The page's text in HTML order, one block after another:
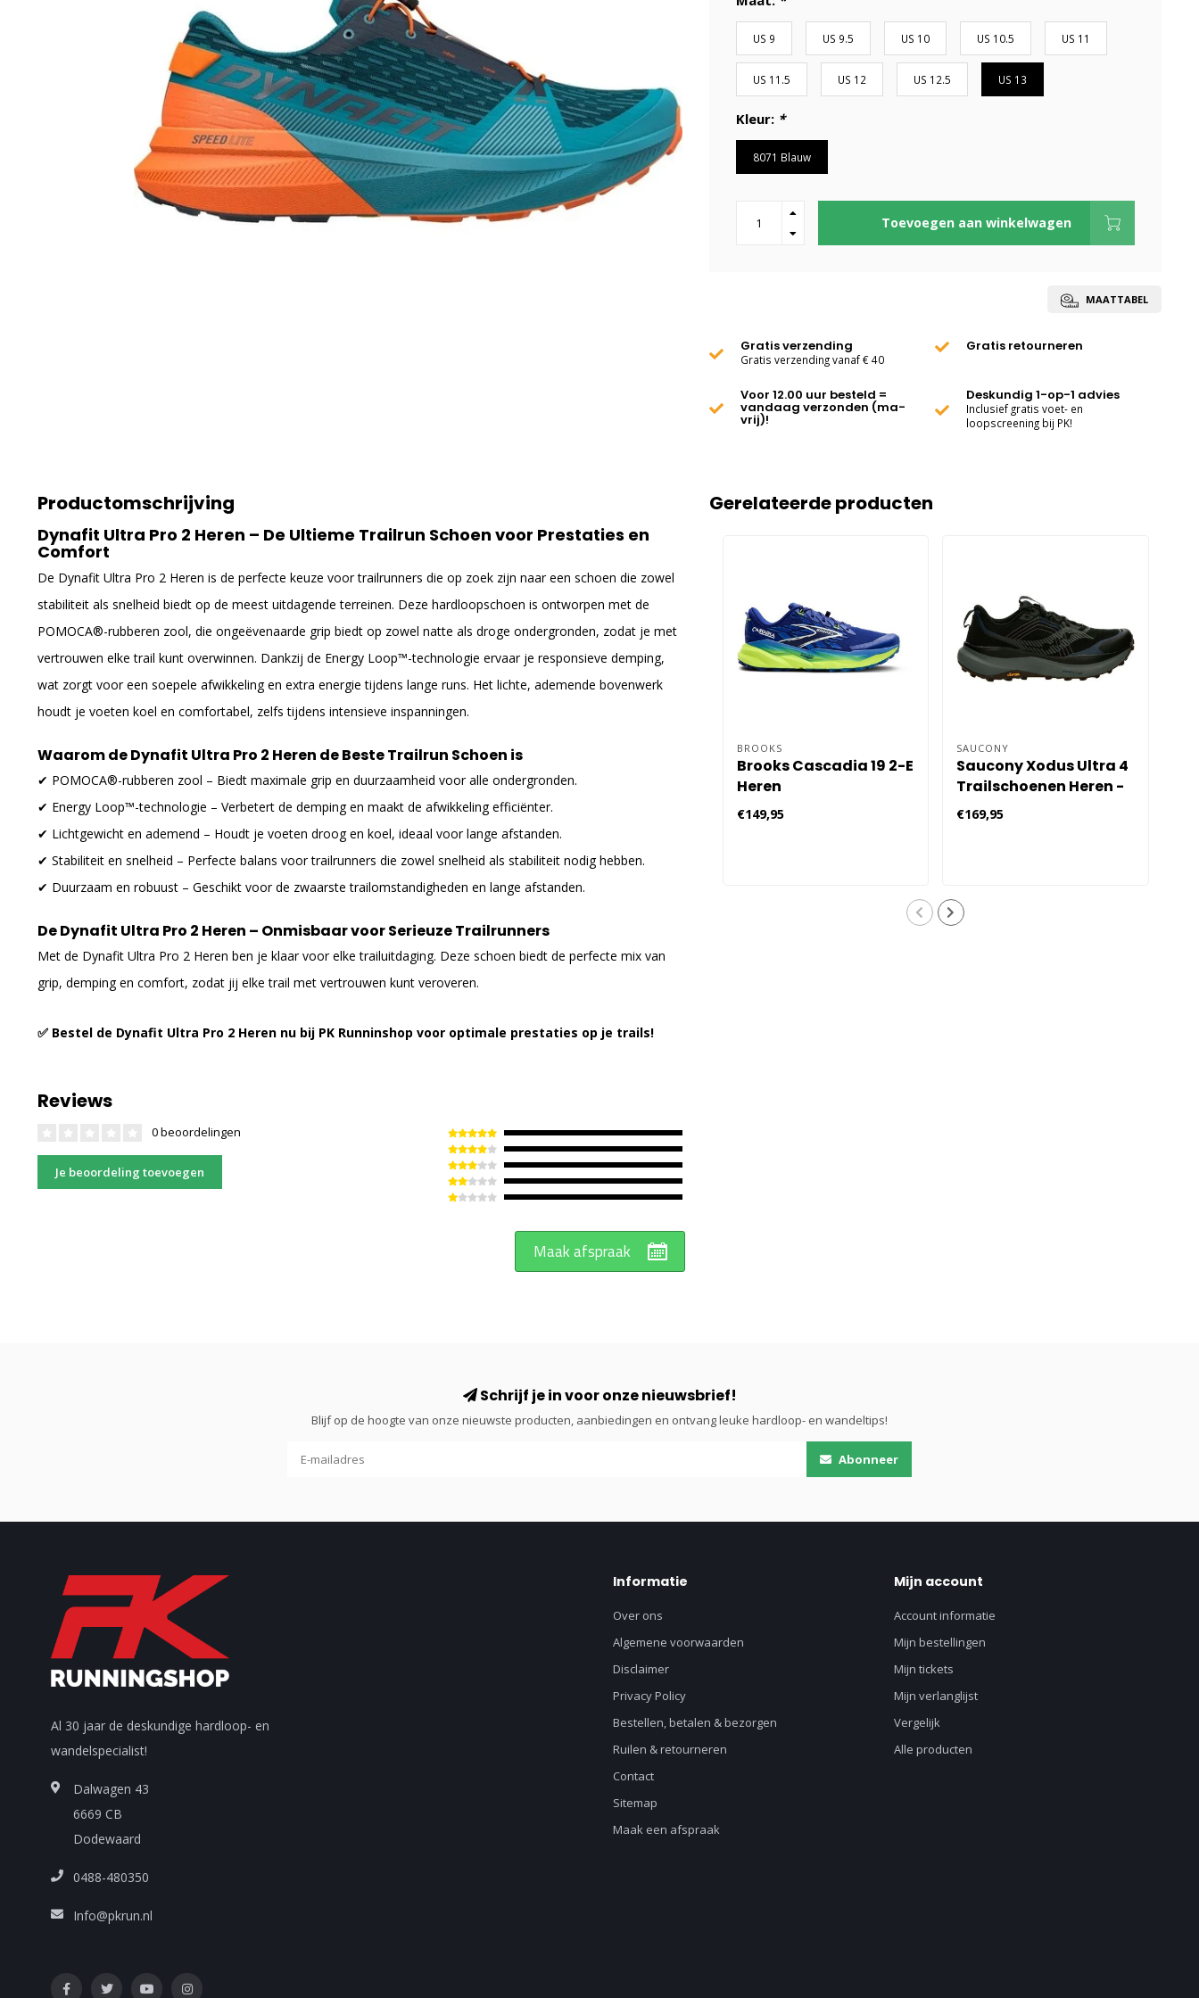
US 9 US 9.5 US 10 US 10.5 US 11
US 11.5 US 12 US 12.5 US 13
Kleur: *
8071 Blauw
Toevoegen aan winkelwagen
MAATTABEL
Gratis verzending
Gratis verzending vanaf € 40
Gratis retourneren
Voor 12.00 uur besteld =
vandaag verzonden (ma-
vrij)!
Deskundig 1-op-1 advies
Inclusief gratis voet- en
loopscreening bij PK!
Productomschrijving
Dynafit Ultra Pro 2 Heren – De Ultieme Trailrun Schoen voor Prestaties en
Comfort
De Dynafit Ultra Pro 2 Heren is de perfecte keuze voor trailrunners die op zoek zijn naar een schoen die zowel
stabiliteit als snelheid biedt op de meest uitdagende terreinen. Deze hardloopschoen is ontworpen met de
POMOCA®-rubberen zool, die ongeëvenaarde grip biedt op zowel natte als droge ondergronden, zodat je met
vertrouwen elke trail kunt overwinnen. Dankzij de Energy Loop™-technologie ervaar je responsieve demping,
wat zorgt voor een soepele afwikkeling en extra energie tijdens lange runs. Het lichte, ademende bovenwerk
houdt je voeten koel en comfortabel, zelfs tijdens intensieve inspanningen.
Waarom de Dynafit Ultra Pro 2 Heren de Beste Trailrun Schoen is
✔ POMOCA®-rubberen zool – Biedt maximale grip en duurzaamheid voor alle ondergronden.
✔ Energy Loop™-technologie – Verbetert de demping en maakt de afwikkeling efficiënter.
✔ Lichtgewicht en ademend – Houdt je voeten droog en koel, ideaal voor lange afstanden.
✔ Stabiliteit en snelheid – Perfecte balans voor trailrunners die zowel snelheid als stabiliteit nodig hebben.
✔ Duurzaam en robuust – Geschikt voor de zwaarste trailomstandigheden en lange afstanden.
De Dynafit Ultra Pro 2 Heren – Onmisbaar voor Serieuze Trailrunners
Met de Dynafit Ultra Pro 2 Heren ben je klaar voor elke trailuitdaging. Deze schoen biedt de perfecte mix van
grip, demping en comfort, zodat jij elke trail met vertrouwen kunt veroveren.
✅ Bestel de Dynafit Ultra Pro 2 Heren nu bij PK Runninshop voor optimale prestaties op je trails!
Reviews
0 beoordelingen
Je beoordeling toevoegen
Gerelateerde producten
BROOKS
Brooks Cascadia 19 2-E
Heren
€149,95
SAUCONY
Saucony Xodus Ultra 4
Trailschoenen Heren -
Zwart
€169,95
Maak afspraak
Schrijf je in voor onze nieuwsbrief!
Blijf op de hoogte van onze nieuwste producten, aanbiedingen en ontvang leuke hardloop- en wandeltips!
Abonneer
Al 30 jaar de deskundige hardloop- en
wandelspecialist!
Dalwagen 43
6669 CB
Dodewaard
0488-480350
Info@pkrun.nl
Informatie
Over ons
Algemene voorwaarden
Disclaimer
Privacy Policy
Bestellen, betalen & bezorgen
Ruilen & retourneren
Contact
Sitemap
Maak een afspraak
Mijn account
Account informatie
Mijn bestellingen
Mijn tickets
Mijn verlanglijst
Vergelijk
Alle producten